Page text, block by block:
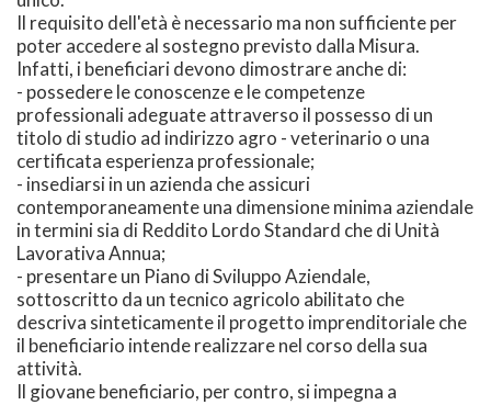
Il requisito dell'età è necessario ma non sufficiente per
poter accedere al sostegno previsto dalla Misura.
Infatti, i beneficiari devono dimostrare anche di:
- possedere le conoscenze e le competenze
professionali adeguate attraverso il possesso di un
titolo di studio ad indirizzo agro - veterinario o una
certificata esperienza professionale;
- insediarsi in un azienda che assicuri
contemporaneamente una dimensione minima aziendale
in termini sia di Reddito Lordo Standard che di Unità
Lavorativa Annua;
- presentare un Piano di Sviluppo Aziendale,
sottoscritto da un tecnico agricolo abilitato che
descriva sinteticamente il progetto imprenditoriale che
il beneficiario intende realizzare nel corso della sua
attività.
Il giovane beneficiario, per contro, si impegna a